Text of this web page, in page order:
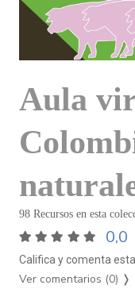
Aula
98 Recursos en esta
0,0
Califica y comenta
Ver comentarios (0) ❭